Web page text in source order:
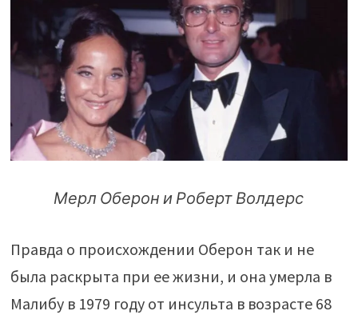
Мерл Оберон и Роберт Волдерс
Правда о происхождении Оберон так и не
была раскрыта при ее жизни, и она умерла в
Малибу в 1979 году от инсульта в возрасте 68